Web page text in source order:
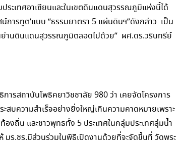
ระเทศอาเซียนและในเขตดินแดนสุวรรณภูมิแห่งนี้ได้
ารทูต’แบบ “ธรรมยาตรา 5 แผ่นดินฯ”ดังกล่าว เป็น
ย่านดินแดนสุวรรณภูมิตลอดไปด้วย” ผศ.ดร.วรินทรีย์
การสถาบันโพธิคยาวิชชาลัย 980 ว่า เคยจัดโครงการ
บความสำเร็จอย่างยิ่งใหญ่เกินความคาดหมายเพราะ
งถิ่น และชาวพุทธทั้ง 5 ประเทศในกลุ่มประเทศลุ่มน้ำ
มร.ชร.มีส่วนร่วมในพิธีเปิดงานด้วยที่จะจัดขึ้นที่ วัดพระ